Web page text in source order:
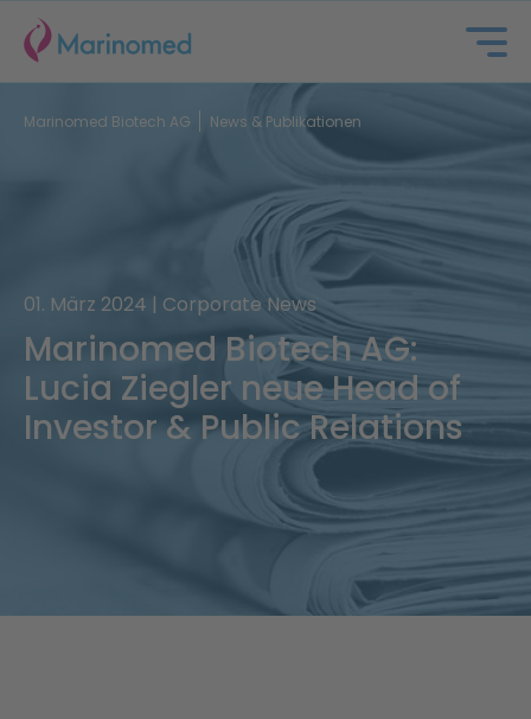
Über uns
Portfolio
01. März 2024 | Corporate News
Marinomed Biotech AG:
Lucia Ziegler neue Head of
Investor & Public Relations
Marinomed Biotech AG News & Publikationen